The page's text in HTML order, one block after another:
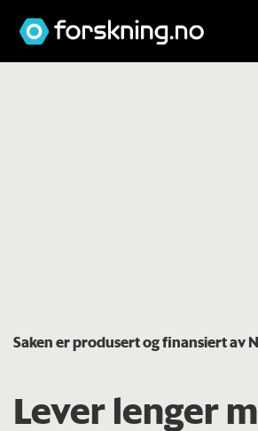
Saken er produsert og finansiert av
Lever lenger